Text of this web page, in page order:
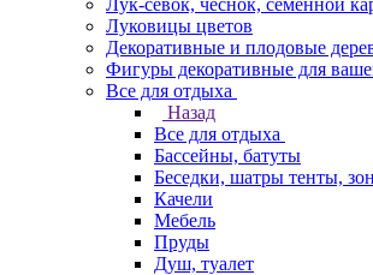
Лук-севок, чеснок, семенной
Луковицы цветов
Декоративные и плодовые
Фигуры декоративные для
Все для отдыха
Назад
Все для отдыха
Бассейны, батуты
Беседки, шатры тенты,
Качели
Мебель
Пруды
Душ, туалет